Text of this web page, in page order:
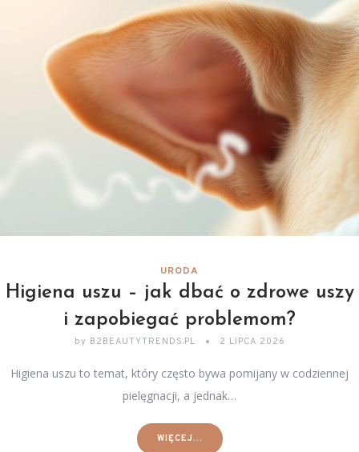
URODA
Higiena uszu – jak dbać o zdrowe uszy
i zapobiegać problemom?
by B2BEAUTYTRENDS.PL 2 LIPCA 2026
Higiena uszu to temat, który często bywa pomijany w codziennej
pielęgnacji, a jednak…
WIĘCEJ...